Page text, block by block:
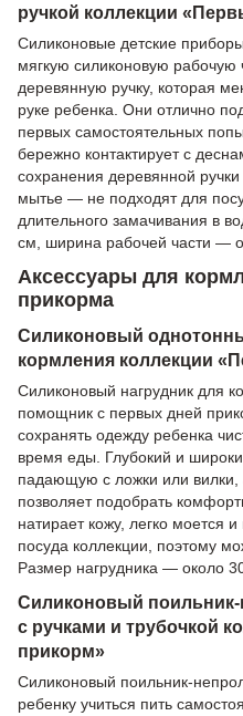
ручкой коллекции
Силиконовые детские
мягкую силиконовую рабочую
деревянную ручку, которая
руке ребенка. Они отлично
первых самостоятельных
бережно контактирует с
сохранения деревянной
мытье — не подходят для
длительного замачивания в
см, ширина рабочей части —
Аксессуары для
прикорма
Силиконовый
кормления коллекции
Силиконовый нагрудник для
помощник с первых дней
сохранять одежду ребенка
время еды. Глубокий и
падающую с ложки или вилки,
позволяет подобрать
натирает кожу, легко моется
посуда коллекции, поэтому
Размер нагрудника — около
Силиконовый
с ручками и трубочкой
прикорм»
Силиконовый поильник-
ребенку учиться пить